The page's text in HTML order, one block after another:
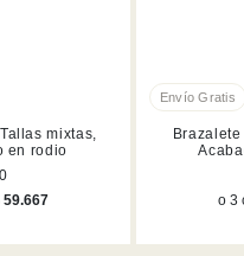
mixtas,
en rodio
59.667
o 3